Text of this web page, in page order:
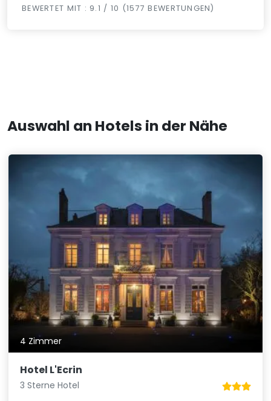
BEWERTET MIT : 9.1 / 10 (1577 BEWERTUNGEN)
Auswahl an Hotels in der Nähe
4 Zimmer
Hotel L'Ecrin
3 Sterne Hotel